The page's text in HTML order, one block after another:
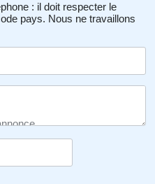
: il doit respecter le
pays. Nous ne travaillons